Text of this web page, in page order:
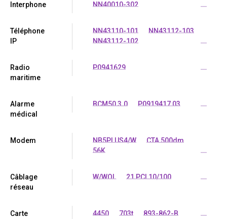
Interphone NN40010-302 ...
Téléphone
IP
NN43110-101
NN43112-103
NN43112-102
...
Radio
maritime
P0941629 ...
Alarme
médical
BCM50 3.0 P0919417 03 ...
Modem NB5PLUS4/W
CTA 500dm
56K
...
Câblage
réseau
W/WOL 21 PCI 10/100 ...
Carte
4450 703t 893-862-B ...